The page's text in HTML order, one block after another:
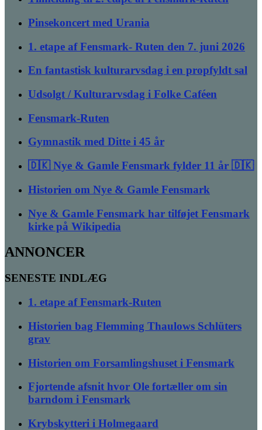
Pinsekoncert med Urania
1. etape af Fensmark- Ruten den 7. juni 2026
En fantastisk kulturarvsdag i en propfyldt sal
Udsolgt / Kulturarvsdag i Folke Caféen
Fensmark-Ruten
Gymnastik med Ditte i 45 år
🇩🇰 Nye & Gamle Fensmark fylder 11 år 🇩🇰
Historien om Nye & Gamle Fensmark
Nye & Gamle Fensmark har tilføjet Fensmark
kirke på Wikipedia
ANNONCER
SENESTE INDLÆG
1. etape af Fensmark-Ruten
Historien bag Flemming Thaulows Schlüters
grav
Historien om Forsamlingshuset i Fensmark
Fjortende afsnit hvor Ole fortæller om sin
barndom i Fensmark
Krybskytteri i Holmegaard